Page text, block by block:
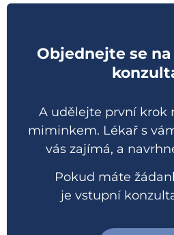
Objednejte se
A udělejte první krok
miminkem. Lékař s
vás zajímá, a
Pokud máte
je vstupní